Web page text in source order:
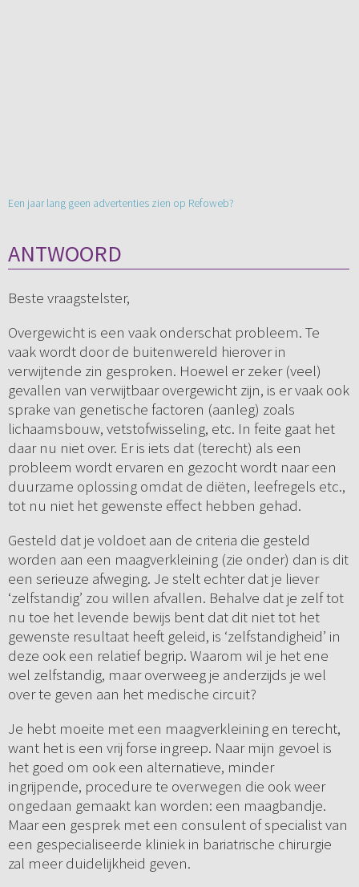
Een jaar lang geen advertenties zien op Refoweb?
ANTWOORD
Beste vraagstelster,
Overgewicht is een vaak onderschat probleem. Te
vaak wordt door de buitenwereld hierover in
verwijtende zin gesproken. Hoewel er zeker (veel)
gevallen van verwijtbaar overgewicht zijn, is er vaak ook
sprake van genetische factoren (aanleg) zoals
lichaamsbouw, vetstofwisseling, etc. In feite gaat het
daar nu niet over. Er is iets dat (terecht) als een
probleem wordt ervaren en gezocht wordt naar een
duurzame oplossing omdat de diëten, leefregels etc.,
tot nu niet het gewenste effect hebben gehad.
Gesteld dat je voldoet aan de criteria die gesteld
worden aan een maagverkleining (zie onder) dan is dit
een serieuze afweging. Je stelt echter dat je liever
‘zelfstandig’ zou willen afvallen. Behalve dat je zelf tot
nu toe het levende bewijs bent dat dit niet tot het
gewenste resultaat heeft geleid, is ‘zelfstandigheid’ in
deze ook een relatief begrip. Waarom wil je het ene
wel zelfstandig, maar overweeg je anderzijds je wel
over te geven aan het medische circuit?
Je hebt moeite met een maagverkleining en terecht,
want het is een vrij forse ingreep. Naar mijn gevoel is
het goed om ook een alternatieve, minder
ingrijpende, procedure te overwegen die ook weer
ongedaan gemaakt kan worden: een maagbandje.
Maar een gesprek met een consulent of specialist van
een gespecialiseerde kliniek in bariatrische chirurgie
zal meer duidelijkheid geven.